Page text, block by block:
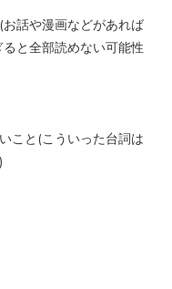
お話や漫画などがあれば
と全部読めない可能性
こと(こういった台詞は